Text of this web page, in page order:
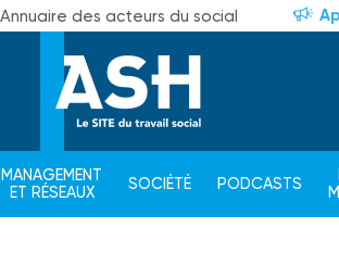
Annuaire des acteurs du social
MANAGEMENT
ET RÉSEAUX
SOCIÉTÉ PODCASTS